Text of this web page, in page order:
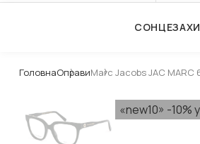
ГоловнаОправиMarc Jacobs JAC MARC
«new10» -10%